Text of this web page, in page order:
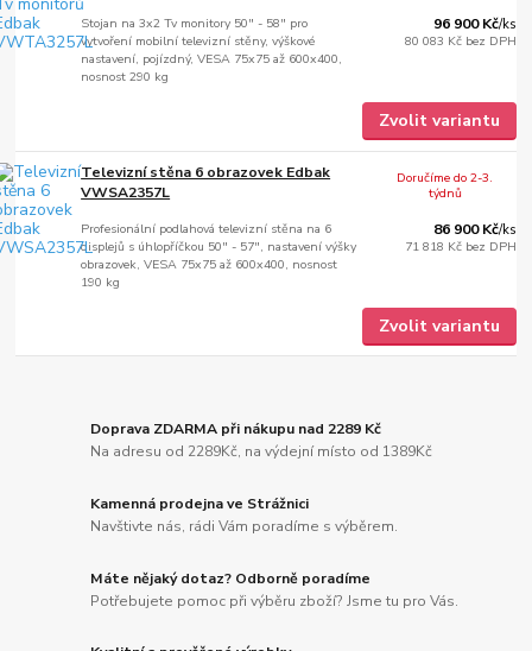
Stojan na 3x2 Tv monitory 50" - 58" pro
vytvoření mobilní televizní stěny, výškové
nastavení, pojízdný, VESA 75x75 až 600x400,
nosnost 290 kg
96 900 Kč/ks
80 083 Kč bez DPH
Zvolit variantu
Televizní stěna 6 obrazovek Edbak
VWSA2357L
Profesionální podlahová televizní stěna na 6
displejů s úhlopříčkou 50" - 57", nastavení výšky
obrazovek, VESA 75x75 až 600x400, nosnost
190 kg
86 900 Kč/ks
71 818 Kč bez DPH
Doručíme do 2-3.
týdnů
Zvolit variantu
Doprava ZDARMA při nákupu nad 2289 Kč
Na adresu od 2289Kč, na výdejní místo od 1389Kč
Kamenná prodejna ve Strážnici
Navštivte nás, rádi Vám poradíme s výběrem.
Máte nějaký dotaz? Odborně poradíme
Potřebujete pomoc při výběru zboží? Jsme tu pro Vás.